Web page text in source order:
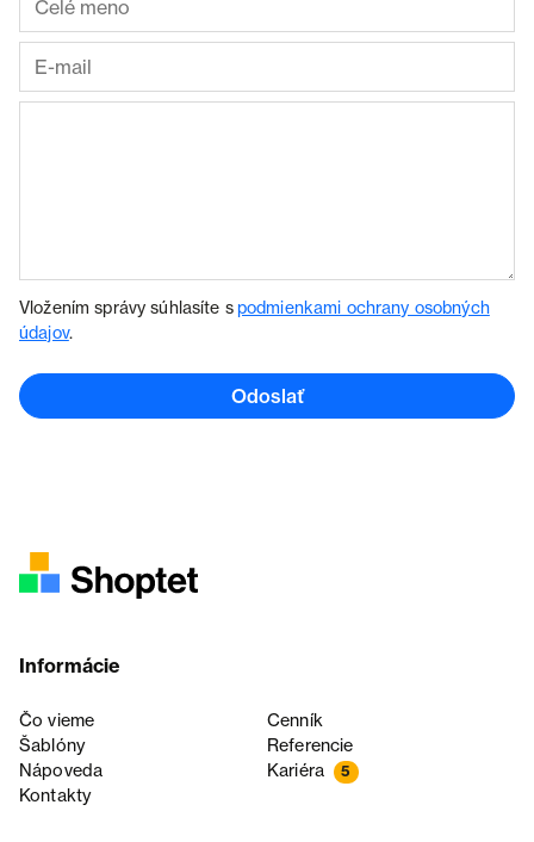
Vložením správy súhlasíte spodmienkami ochrany osobných
údajov.
Odoslať
Informácie
Čo vieme
Cenník
Šablóny
Referencie
Nápoveda
Kariéra 5
Kontakty